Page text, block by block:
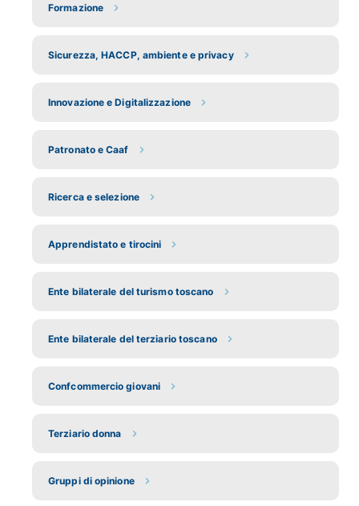
Formazione
Sicurezza, HACCP, ambiente e privacy
Innovazione e Digitalizzazione
Patronato e Caaf
Ricerca e selezione
Apprendistato e tirocini
Ente bilaterale del turismo toscano
Ente bilaterale del terziario toscano
Confcommercio giovani
Terziario donna
Gruppi di opinione